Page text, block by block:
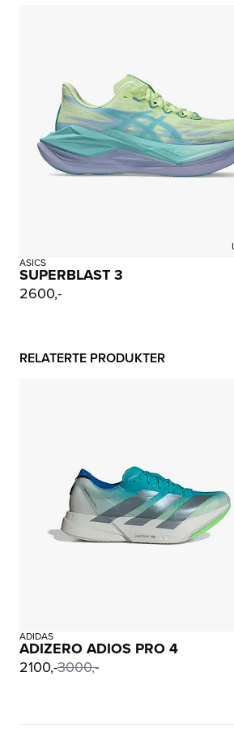
ASICS
SUPERBLAST 3
2600,-
RELATERTE PRODUKTER
ADIDAS
ADIZERO ADIOS PRO 4
2100,-3000,-